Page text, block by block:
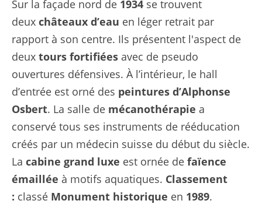
Sur la façade nord de 1934 se trouvent
deux châteaux d’eau en léger retrait par
rapport à son centre. Ils présentent l'aspect de
deux tours fortifiées avec de pseudo
ouvertures défensives. À l’intérieur, le hall
d’entrée est orné des peintures d’Alphonse
Osbert. La salle de mécanothérapie a
conservé tous ses instruments de rééducation
créés par un médecin suisse du début du siècle.
La cabine grand luxe est ornée de faïence
émaillée à motifs aquatiques. Classement
: classé Monument historique en 1989.